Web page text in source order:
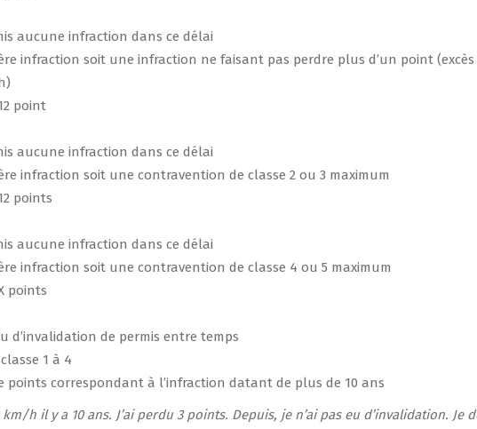
aucune infraction dans ce délai
infraction soit une infraction ne faisant pas perdre plus d’un point (excès
point
aucune infraction dans ce délai
infraction soit une contravention de classe 2 ou 3 maximum
points
aucune infraction dans ce délai
infraction soit une contravention de classe 4 ou 5 maximum
points
d’invalidation de permis entre temps
1 à 4
points correspondant à l’infraction datant de plus de 10 ans
h il y a 10 ans. J’ai perdu 3 points. Depuis, je n’ai pas eu d’invalidation. Je